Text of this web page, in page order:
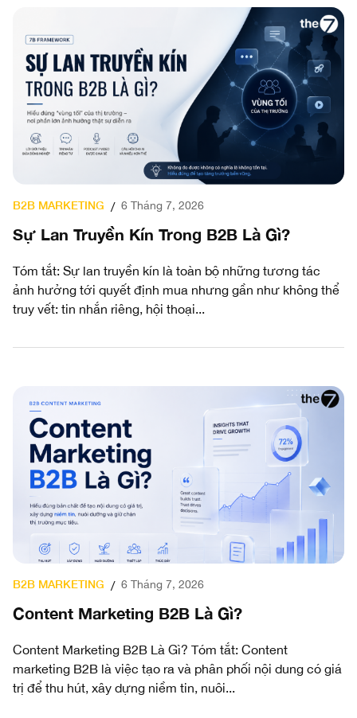
B2B MARKETING / 6 Tháng 7, 2026
Sự Lan Truyền Kín Trong B2B Là Gì?
Tóm tắt: Sự lan truyền kín là toàn bộ những tương tác
ảnh hưởng tới quyết định mua nhưng gần như không thể
truy vết: tin nhắn riêng, hội thoại...
B2B MARKETING / 6 Tháng 7, 2026
Content Marketing B2B Là Gì?
Content Marketing B2B Là Gì? Tóm tắt: Content
marketing B2B là việc tạo ra và phân phối nội dung có giá
trị để thu hút, xây dựng niềm tin, nuôi...